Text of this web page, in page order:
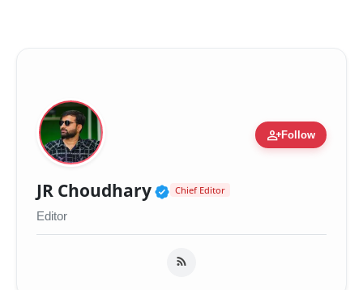
person_addFollow
JR Choudhary Verified Public Figure
Chief Editor
Editor